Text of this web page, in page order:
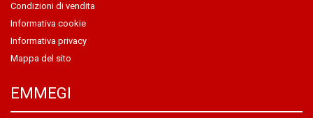
Condizioni di vendita
Informativa cookie
Informativa privacy
Mappa del sito
EMMEGI